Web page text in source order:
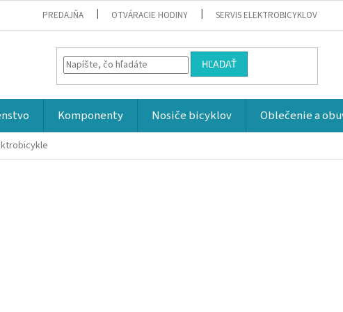
PREDAJŇA OTVÁRACIE HODINY SERVIS ELEKTROBICYKLOV
HĽADAŤ
Komponenty Nosiče bicyklov Oblečenie a